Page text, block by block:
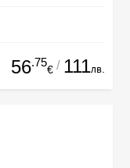
56.75
€ / 111лв.